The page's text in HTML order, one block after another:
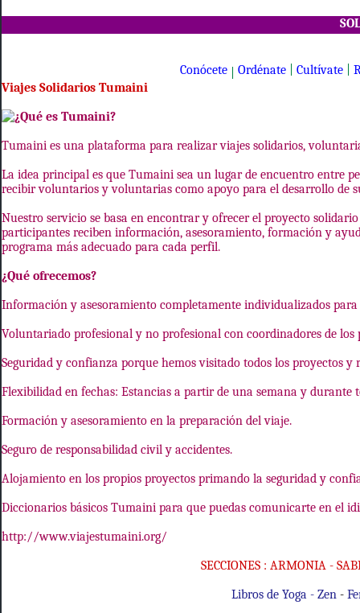
Conócete Ordénate Cultívate
Viajes Solidarios Tumaini
¿Qué es Tumaini?
Tumaini es una plataforma para realizar viajes solidarios,
La idea principal es que Tumaini sea un lugar de encuentro entre
recibir voluntarios y voluntarias como apoyo para el desarrollo de
Nuestro servicio se basa en encontrar y ofrecer el proyecto
participantes reciben información, asesoramiento, formación y
programa más adecuado para cada perfil.
¿Qué ofrecemos?
Información y asesoramiento completamente individualizados
Voluntariado profesional y no profesional con coordinadores de los
Seguridad y confianza porque hemos visitado todos los proyectos
Flexibilidad en fechas: Estancias a partir de una semana y durante
Formación y asesoramiento en la preparación del viaje.
Seguro de responsabilidad civil y accidentes.
Alojamiento en los propios proyectos primando la seguridad y
Diccionarios básicos Tumaini para que puedas comunicarte en el
http://www.viajestumaini.org/
SECCIONES : ARMONIA -
Libros de Yoga - Zen -